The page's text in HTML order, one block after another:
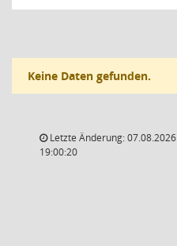
Keine Daten gefunden.
Letzte Änderung: 07.08.2026
19:00:20